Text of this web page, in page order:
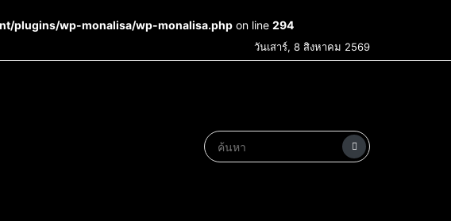
plugins/wp-monalisa/wp-monalisa.php on line 294
วันเสาร์, 8 สิงหาคม 2569